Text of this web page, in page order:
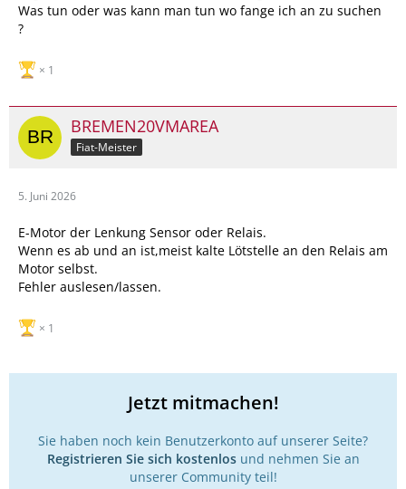
Was tun oder was kann man tun wo fange ich an zu suchen
?
1
BREMEN20VMAREA
Fiat-Meister
5. Juni 2026
E-Motor der Lenkung Sensor oder Relais.
Wenn es ab und an ist,meist kalte Lötstelle an den Relais am
Motor selbst.
Fehler auslesen/lassen.
1
Jetzt mitmachen!
Sie haben noch kein Benutzerkonto auf unserer Seite?
Registrieren Sie sich kostenlosund nehmen Sie an
unserer Community teil!